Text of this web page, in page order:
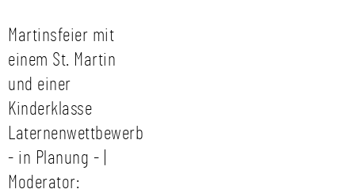
Martinsfeier mit
einem St. Martin
und einer
Kinderklasse
Laternenwettbewerb
- in Planung - |
Moderator: